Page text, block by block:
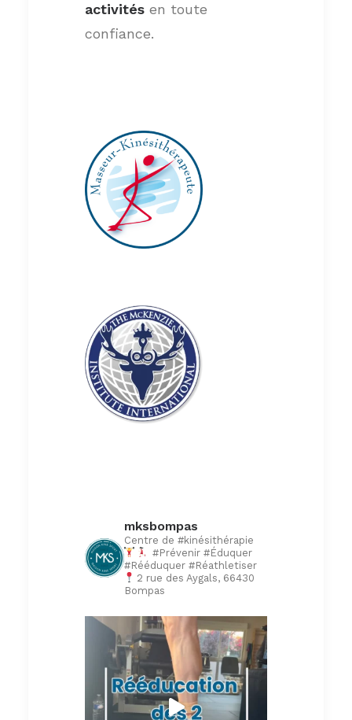
activités en toute
confiance.
mksbompas
Centre de #kinésithérapie
#Prévenir #Éduquer
#Rééduquer #Réathletiser
2 rue des Aygals, 66430
Bompas